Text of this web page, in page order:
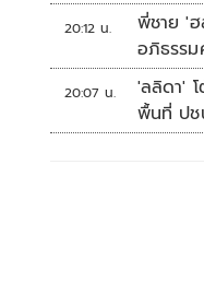
20:12 น.
พี่ชาย 'ฮ
อภิธรร
ส.ค.
20:07 น.
'ลลิดา'
พื้นที่ ปช